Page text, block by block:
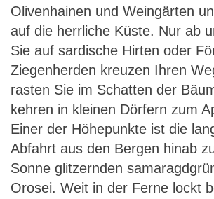
Olivenhainen und Weingärten
auf die herrliche Küste. Nur ab
Sie auf sardische Hirten oder
Ziegenherden kreuzen Ihren
rasten Sie im Schatten der
kehren in kleinen Dörfern zum
Einer der Höhepunkte ist die
Abfahrt aus den Bergen hinab
Sonne glitzernden
Orosei. Weit in der Ferne lockt